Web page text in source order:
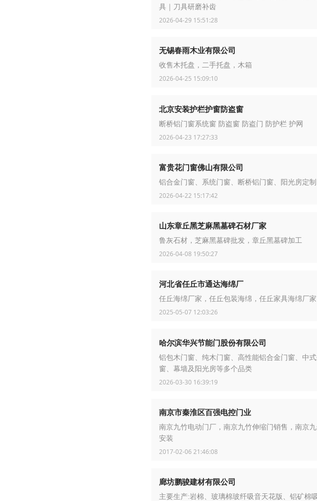
具｜刀具研磨补齿
2026-04-29 15:51:28
无锡春雨木业有限公司
收售木托盘，二手托盘，木箱
2026-04-25 15:09:10
北京安装护栏护窗防盗窗
断桥铝门窗系统窗 防盗窗 防盗门 防护栏 护网
2026-04-23 17:27:33
富贵花门窗佛山有限公司
铝合金门窗、系统门窗、断桥铝门窗、阳光房定制
2026-04-22 15:17:42
山东章丘黑芝麻黑墓碑石材厂家
鲁灰石材，芝麻黑墓碑批发，章丘黑墓碑加工
2026-04-08 19:50:27
河北省任丘市通达海绵厂
任丘海绵厂家，任丘包装海绵，任丘家具海绵厂家
2025-05-07 12:03:26
哈尔滨华兴节能门股份有限公司
铝包木门窗、纯木门窗、高性能铝合金门窗、中
窗、幕墙及阳光房等多个品类
2026-03-30 16:39:19
南京市秦淮区百强电控门业
南京九竹电动门厂，南京九竹伸缩门销售，南京
安装
2017-02-06 21:46:08
廊坊鹏骏建材有限公司
主要生产:岩棉、玻璃棉玻纤吸音天花版、铝矿棉